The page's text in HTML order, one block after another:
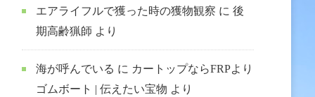
エアライフルで獲った時の獲物観察 に 後
期高齢猟師 より
海が呼んでいる に カートップならFRPより
ゴムボート | 伝えたい宝物 より